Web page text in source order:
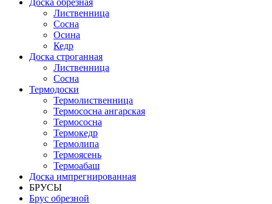
Доска обрезная
Лиственница
Сосна
Осина
Кедр
Доска строганная
Лиственница
Сосна
Термодоски
Термолиственница
Термососна ангарская
Термососна
Термокедр
Термолипа
Термоясень
Термоабаш
Доска импрегнированная
БРУСЫ
Брус обрезной